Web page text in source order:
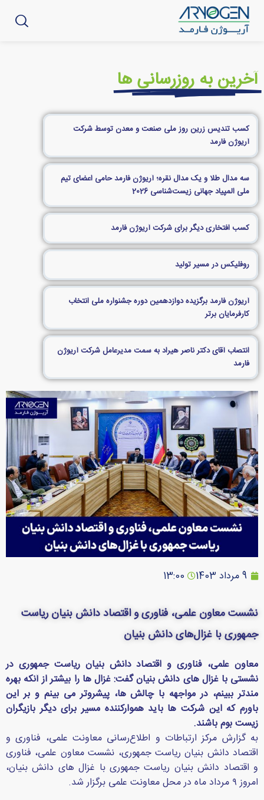
آخرین به روزرسانی ها
کسب تندیس زرین روز ملی صنعت و معدن توسط شرکت
آریوژن فارمد
سه مدال طلا و یک مدال نقره؛ آریوژن فارمد حامی اعضای تیم
ملی المپیاد جهانی زیست‌شناسی 2026
کسب افتخاری دیگر برای شرکت آریوژن فارمد
روفلیکس در مسیر تولید
آریوژن فارمد برگزیده دوازدهمین دوره جشنواره ملی انتخاب
کارفرمایان برتر
انتصاب آقای دکتر ناصر هیراد به سمت مدیرعامل شرکت آریوژن
فارمد
9 مرداد 1403 13:00
نشست معاون علمی، فناوری و اقتصاد دانش بنیان ریاست
جمهوری با غزال‌های دانش بنیان
معاون علمی، فناوری و اقتصاد دانش بنیان ریاست جمهوری در
نشستی با غزال های دانش بنیان گفت: غزال ها را بیشتر از آنکه بهره
مندتر ببینم، در مواجهه با چالش ها، پیشروتر می بینم و بر این
باورم که این شرکت ها باید هموارکننده مسیر برای دیگر بازیگران
زیست بوم باشند.
به گزارش مرکز ارتباطات و اطلاع‌رسانی معاونت علمی، فناوری و
اقتصاد دانش بنیان ریاست جمهوری، نشست معاون علمی، فناوری
و اقتصاد دانش بنیان ریاست جمهوری با غزال های دانش بنیان،
امروز ۹ مرداد ماه در محل معاونت علمی برگزار شد.